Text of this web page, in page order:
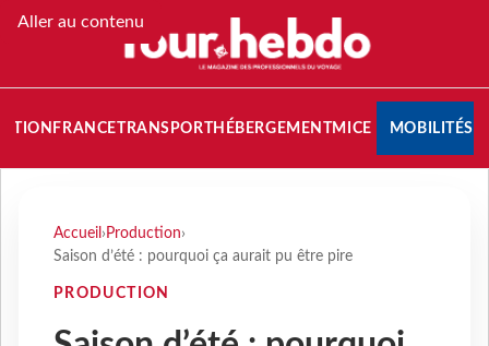
Aller au contenu
FRANCETRANSPORT HÉBERGEMENTMICE MOBILITÉS
Accueil › Production›
Saison d’été : pourquoi ça aurait pu être pire
PRODUCTION